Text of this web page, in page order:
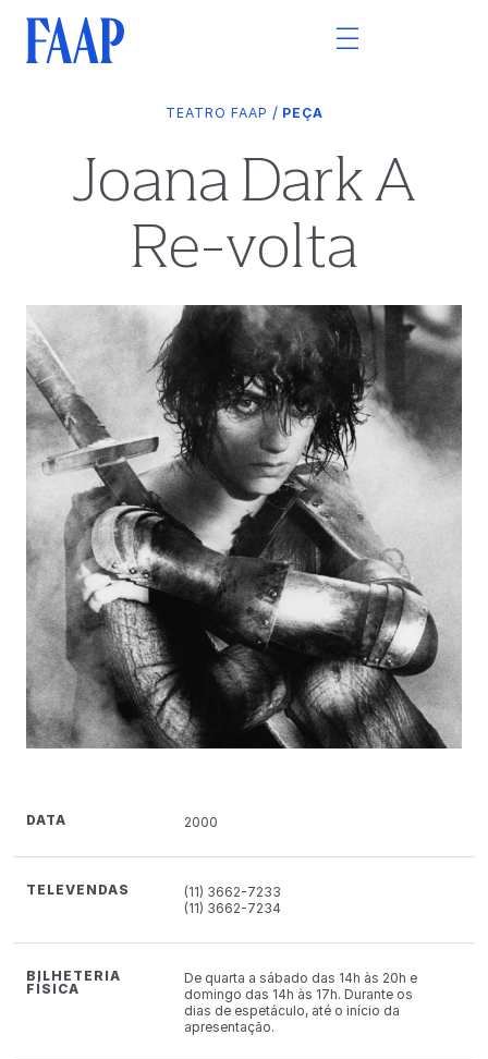
TEATRO FAAP / PEÇA
Joana Dark A
Re-volta
DATA 2000
TELEVENDAS
(11) 3662-7233
(11) 3662-7234
BILHETERIA
FÍSICA
De quarta a sábado das 14h às 20h e
domingo das 14h às 17h. Durante os
dias de espetáculo, até o início da
apresentação.